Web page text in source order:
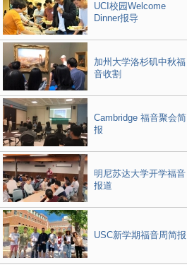
UCI校园Welcome
Dinner报导
加州大学洛杉矶中秋福
音收割
Cambridge 福音聚会简
报
明尼苏达大学开学福音
报道
USC新学期福音周简报